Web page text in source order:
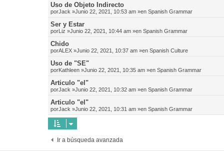
Uso de Objeto Indirecto
porJack »Junio 22, 2021, 10:53 am »en Spanish Grammar
Ser y Estar
porLiz »Junio 22, 2021, 10:44 am »en Spanish Grammar
Chido
porALEX »Junio 22, 2021, 10:37 am »en Spanish Culture
Uso de "SE"
porKathleen »Junio 22, 2021, 10:35 am »en Spanish Grammar
Articulo "el"
porJack »Junio 22, 2021, 10:32 am »en Spanish Grammar
Articulo "el"
porJack »Junio 22, 2021, 10:31 am »en Spanish Grammar
Ir a búsqueda avanzada